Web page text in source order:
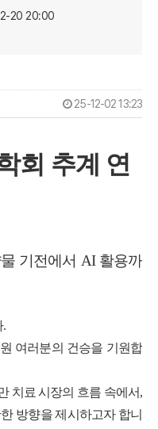
20 20:00
25-12-02 13:23
회 추계 연
기전에서 AI 활용까
.
여러분의 건승을 기원합
치료 시장의 흐름 속에서,
방향을 제시하고자 합니